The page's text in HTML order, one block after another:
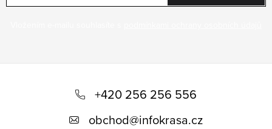
+420 256 256 556
obchod@infokrasa.cz